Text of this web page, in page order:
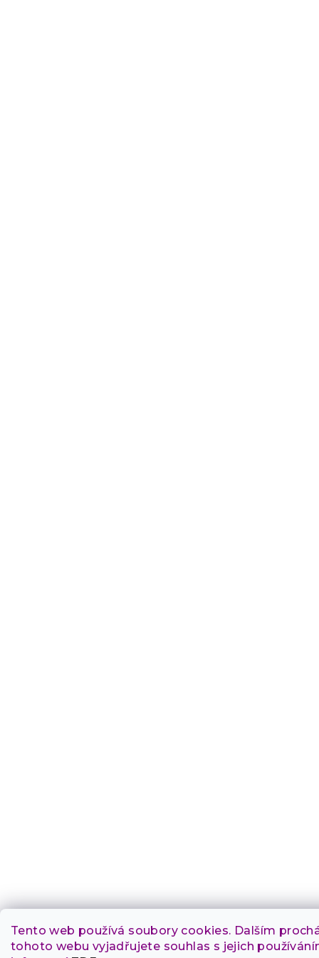
Tento web používá soubory cookies. Dalším
tohoto webu vyjadřujete souhlas s jejich